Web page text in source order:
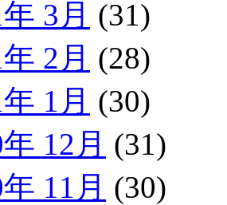
3月 (31)
2月 (28)
1月 (30)
12月 (31)
11月 (30)